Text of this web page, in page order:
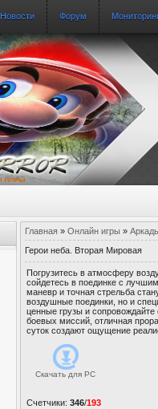
Новости Форум
Главная » Онлайн игры »
Герои неба. Вторая Мировая
Погрузитесь в атмосферу
сойдетесь в поединке с
маневр и точная стрельба
воздушные поединки, но и
ценные грузы и
боевых миссий, отличная
суток создают ощущение
Скачать для PC
Счетчики: 346/193